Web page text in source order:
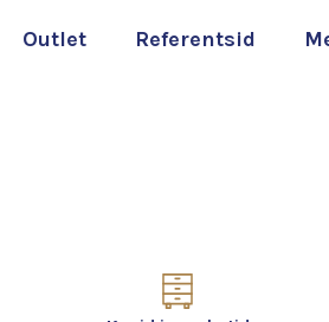
Outlet Referentsid